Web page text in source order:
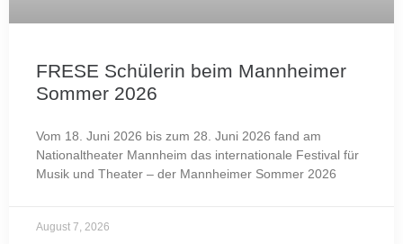
FRESE Schülerin beim Mannheimer
Sommer 2026
Vom 18. Juni 2026 bis zum 28. Juni 2026 fand am
Nationaltheater Mannheim das internationale Festival für
Musik und Theater – der Mannheimer Sommer 2026
August 7, 2026